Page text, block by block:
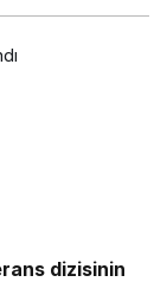
dizisinin